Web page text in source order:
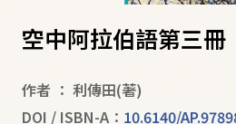
空中阿拉伯語第三冊
作者 ： 利傳田(著)
DOI / ISBN-A： 10.6140/